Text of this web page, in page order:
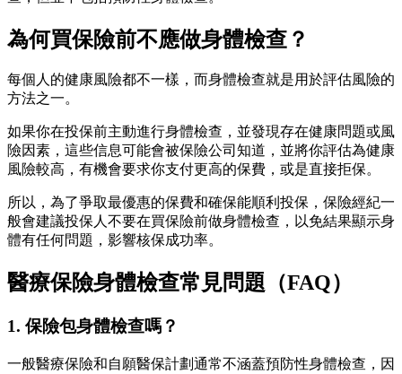
為何買保險前不應做身體檢查？
每個人的健康風險都不一樣，而身體檢查就是用於評估風險的
方法之一。
如果你在投保前主動進行身體檢查，並發現存在健康問題或風
險因素，這些信息可能會被保險公司知道，並將你評估為健康
風險較高，有機會要求你支付更高的保費，或是直接拒保。
所以，為了爭取最優惠的保費和確保能順利投保，保險經紀一
般會建議投保人不要在買保險前做身體檢查，以免結果顯示身
體有任何問題，影響核保成功率。
醫療保險身體檢查常見問題（FAQ）
1. 保險包身體檢查嗎？
一般醫療保險和自願醫保計劃通常不涵蓋預防性身體檢查，因